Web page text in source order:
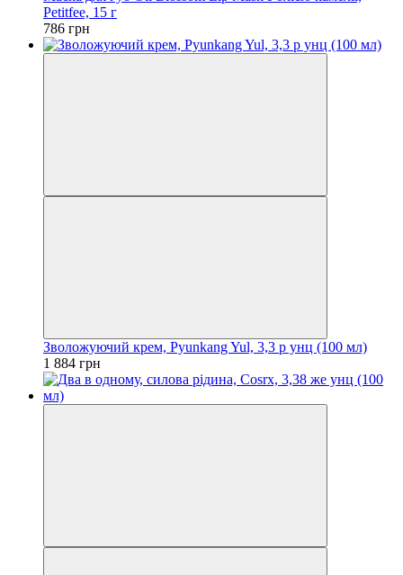
Petitfee, 15 г
786 грн
Зволожуючий крем, Pyunkang Yul, 3,3 р унц (100 мл)
1 884 грн